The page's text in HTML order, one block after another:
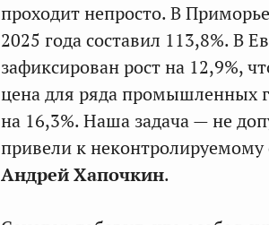
проходит непросто. В
2025 года составил 113,8%. В
зафиксирован рост на 12,9%,
цена для ряда промышленных
на 16,3%. Наша задача — не
привели к неконтролируемому
Андрей Хапочкин.